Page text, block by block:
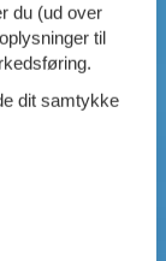
du (ud over
til
dit samtykke